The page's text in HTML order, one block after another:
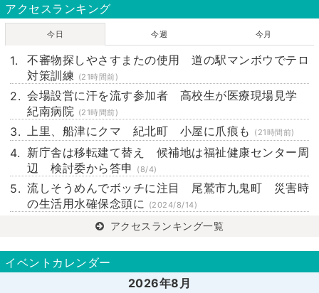
アクセスランキング
今日 今週 今月
不審物探しやさすまたの使用 道の駅マンボウでテロ
対策訓練 (21時間前)
会場設営に汗を流す参加者 高校生が医療現場見学
紀南病院 (21時間前)
上里、船津にクマ 紀北町 小屋に爪痕も (21時間前)
新庁舎は移転建て替え 候補地は福祉健康センター周
辺 検討委から答申
(8/4)
流しそうめんでボッチに注目 尾鷲市九鬼町 災害時
の生活用水確保念頭に
(2024/8/14)
アクセスランキング一覧
イベントカレンダー
2026年8月